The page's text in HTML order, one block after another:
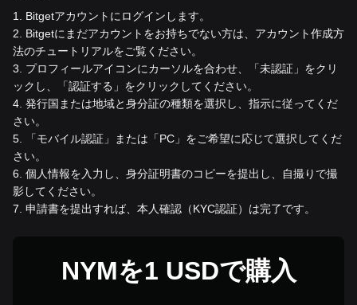
1
Bitgetアカウントにログインします。
2
Bitgetにまだアカウントをお持ちでない方は、アカウント作成方
法のチュートリアルをご覧ください。
3
プロフィールアイコンにカーソルを合わせ、「未認証」をクリ
ックし、「認証する」をクリックしてください。
4 発行国または地域と身分証の種類を選択し、指示に従ってくだ
さい。
5
「モバイル認証」または「PC」をご希望に応じて選択してくだ
さい。
6 個人情報を入力し、身分証明書のコピーを提出し、自撮りで撮
影してください。
7 申請書を提出すれば、本人確認（KYC認証）は完了です。
NYMを1 USDで購入